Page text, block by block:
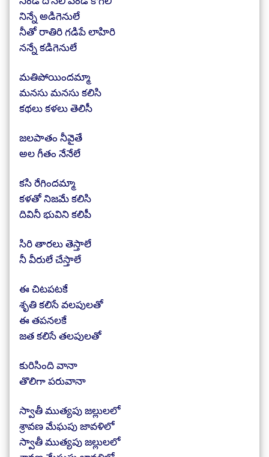
నిన్నే అడిగెనులే
నీతో రాతిరి గడిపే లాహిరి
నన్నే కడిగెనులే
మతిపోయిందమ్మా
మనసు మనసు కలిసి
కథలు కళలు తెలిసీ
జలపాతం నీవైతే
అల గీతం నేనేలే
కసి రేగిందమ్మా
కళతో నిజమే కలిసి
దివినీ భువిని కలిపీ
సిరి తారలు తెస్తాలే
నీ వీరులే చేస్తాలే
ఈ చిటపటకే
శృతి కలిసే వలపులతో
ఈ తపనలకే
జత కలిసే తలపులతో
కురిసింది వానా
తొలిగా పరువానా
స్వాతీ ముత్యపు జల్లులలో
శ్రావణ మేఘపు జావళిలో
స్వాతీ ముత్యపు జల్లులలో